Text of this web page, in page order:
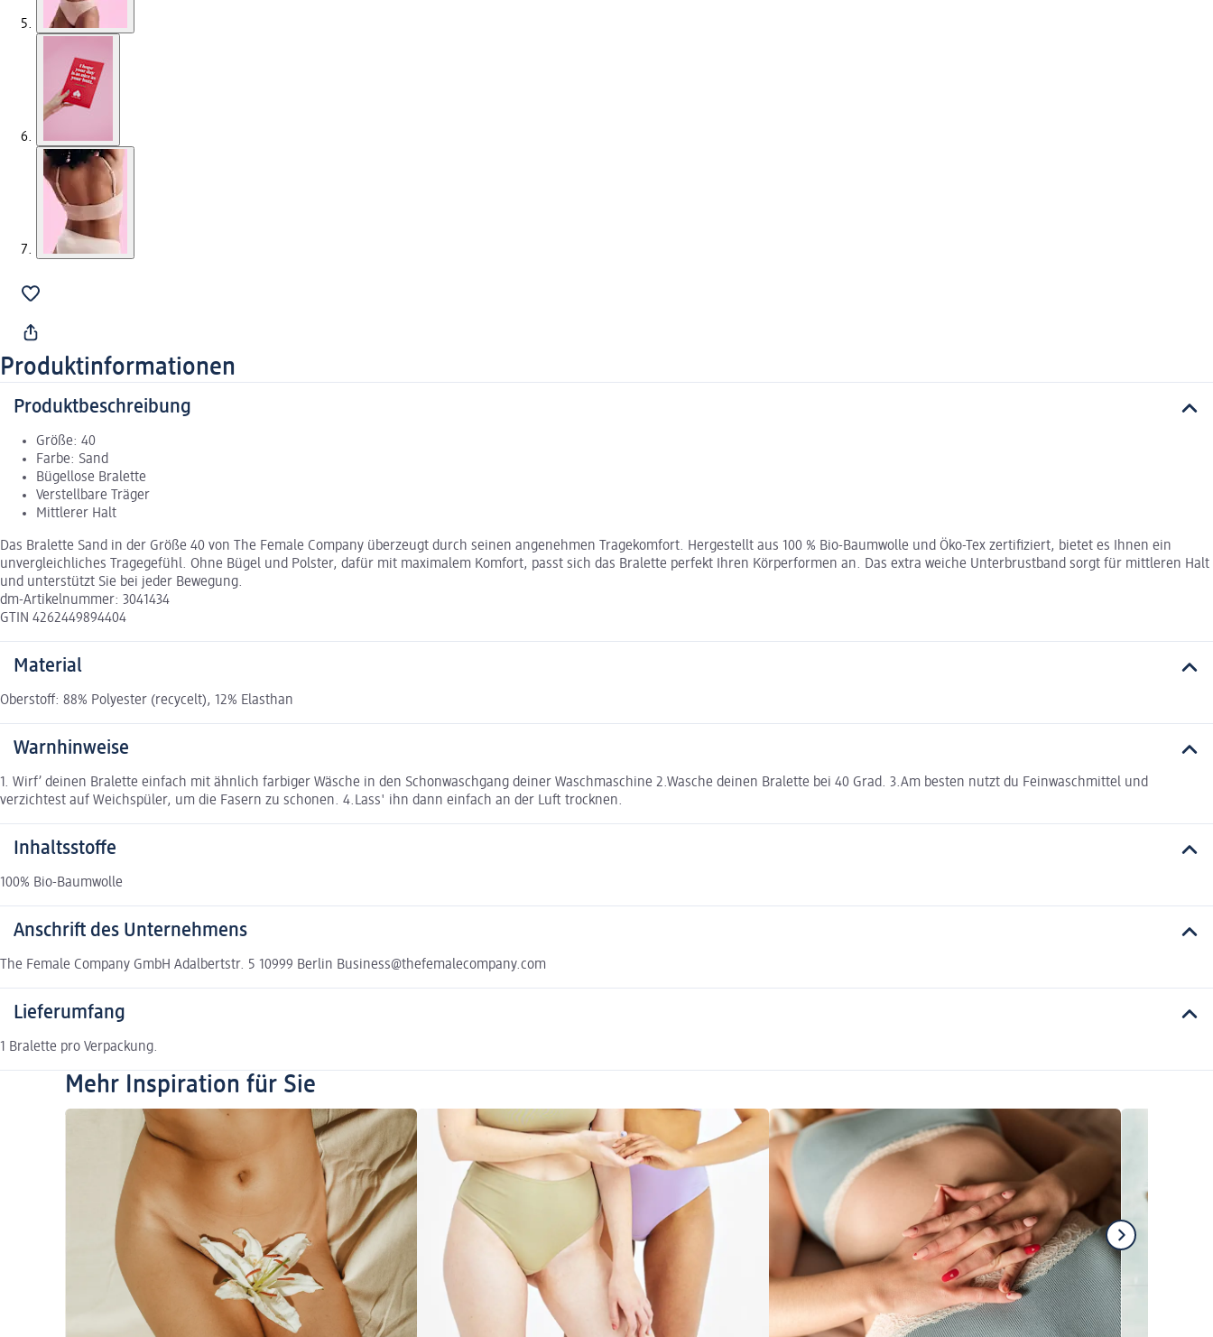
Produktinformationen
Produktbeschreibung
Größe: 40
Farbe: Sand
Bügellose Bralette
Verstellbare Träger
Mittlerer Halt
Das Bralette Sand in der Größe 40 von The Female Company überzeugt durch seinen angenehmen Tragekomfort. Hergestellt aus 100 % Bio-Baumwolle und Öko-Tex zertifiziert, bietet es Ihnen ein
unvergleichliches Tragegefühl. Ohne Bügel und Polster, dafür mit maximalem Komfort, passt sich das Bralette perfekt Ihren Körperformen an. Das extra weiche Unterbrustband sorgt für mittleren Halt
und unterstützt Sie bei jeder Bewegung.
dm-Artikelnummer: 3041434
GTIN 4262449894404
Material
Oberstoff: 88% Polyester (recycelt), 12% Elasthan
Warnhinweise
1. Wirf’ deinen Bralette einfach mit ähnlich farbiger Wäsche in den Schonwaschgang deiner Waschmaschine 2.Wasche deinen Bralette bei 40 Grad. 3.Am besten nutzt du Feinwaschmittel und
verzichtest auf Weichspüler, um die Fasern zu schonen. 4.Lass' ihn dann einfach an der Luft trocknen.
Inhaltsstoffe
100% Bio-Baumwolle
Anschrift des Unternehmens
The Female Company GmbH Adalbertstr. 5 10999 Berlin Business@thefemalecompany.com
Lieferumfang
1 Bralette pro Verpackung.
Mehr Inspiration für Sie